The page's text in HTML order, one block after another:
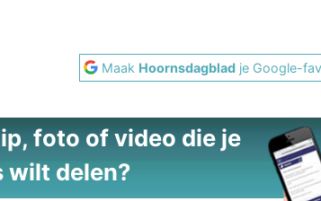
Maak Hoornsdagblad je Google-
foto of video die je
wilt delen?